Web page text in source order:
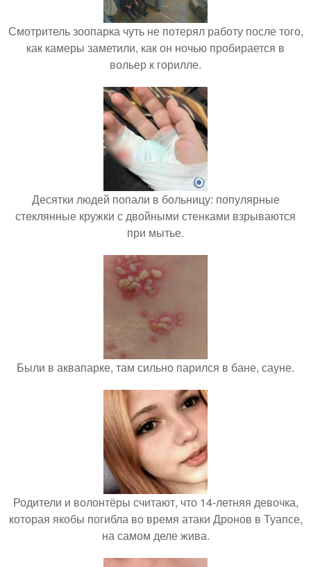
Смотритель зоопарка чуть не потерял работу после того,
как камеры заметили, как он ночью пробирается в
вольер к горилле.
Десятки людей попали в больницу: популярные
стеклянные кружки с двойными стенками взрываются
при мытье.
Были в аквапарке, там сильно парился в бане, сауне.
Родители и волонтёры считают, что 14-летняя девочка,
которая якобы погибла во время атаки Дронов в Туапсе,
на самом деле жива.